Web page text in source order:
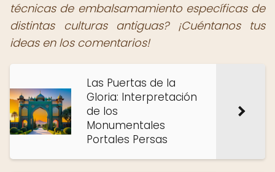
técnicas de embalsamamiento específicas de
distintas culturas antiguas? ¡Cuéntanos tus
ideas en los comentarios!
Las Puertas de la
Gloria: Interpretación
de los
Monumentales
Portales Persas